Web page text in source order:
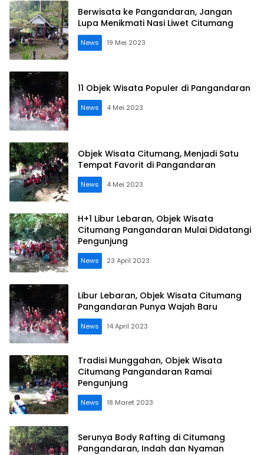
Berwisata ke Pangandaran, Jangan
Lupa Menikmati Nasi Liwet Citumang
News 19 Mei 2023
11 Objek Wisata Populer di Pangandaran
News 4 Mei 2023
Objek Wisata Citumang, Menjadi Satu
Tempat Favorit di Pangandaran
News 4 Mei 2023
H+1 Libur Lebaran, Objek Wisata
Citumang Pangandaran Mulai Didatangi
Pengunjung
News 23 April 2023
Libur Lebaran, Objek Wisata Citumang
Pangandaran Punya Wajah Baru
News 14 April 2023
Tradisi Munggahan, Objek Wisata
Citumang Pangandaran Ramai
Pengunjung
News 18 Maret 2023
Serunya Body Rafting di Citumang
Pangandaran, Indah dan Nyaman